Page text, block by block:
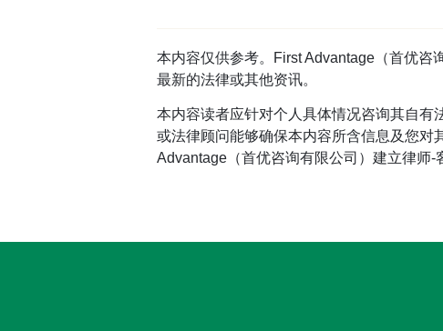
本内容仅供参考。First Advantage（首优咨
最新的法律或其他资讯。
本内容读者应针对个人具体情况咨询其自有
或法律顾问能够确保本内容所含信息及您对
Advantage（首优咨询有限公司）建立律师-